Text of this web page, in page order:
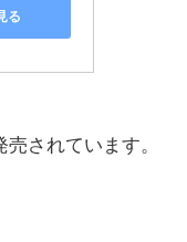
る
されています。